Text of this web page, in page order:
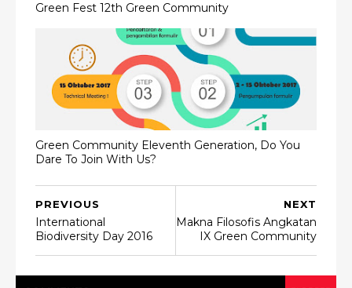
Green Fest 12th Green Community
Green Community Eleventh Generation, Do You
Dare To Join With Us?
NEXT
Makna Filosofis Angkatan
IX Green Community
PREVIOUS
International
Biodiversity Day 2016